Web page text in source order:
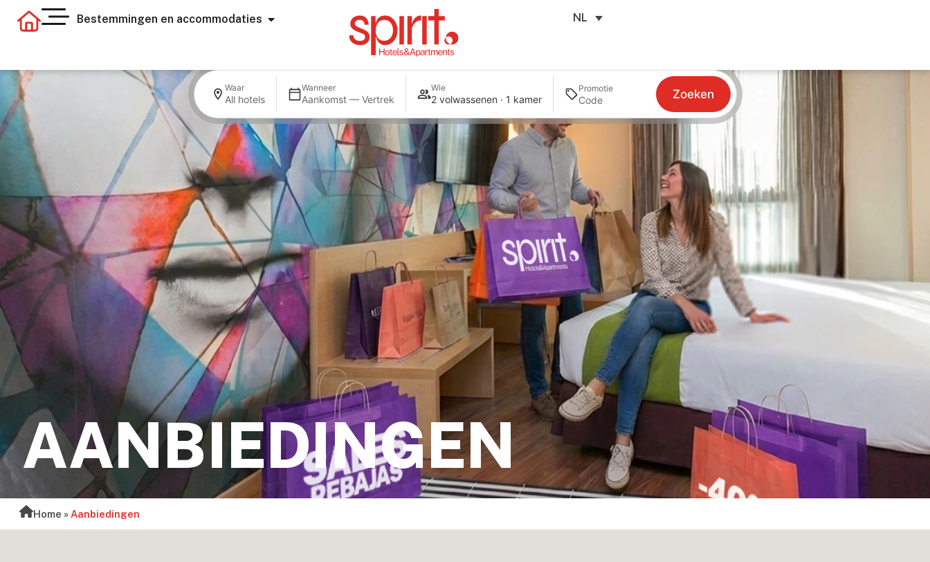
Bestemmingen en accommodaties NL
Waar
All hotels
Wanneer
Aankomst — Vertrek
Wie
2 volwassenen · 1 kamer
Promotie Zoeken
AANBIEDINGEN
Home » Aanbiedingen